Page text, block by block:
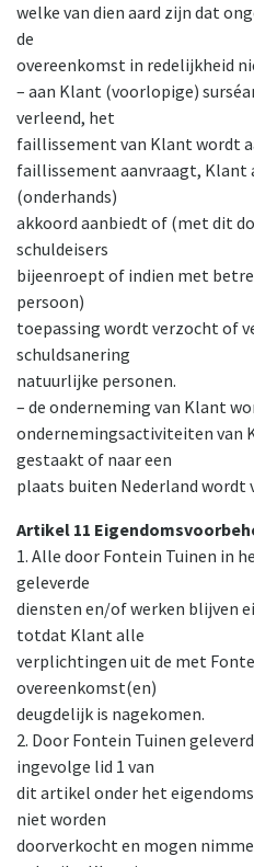
welke van dien aard zijn dat
de
overeenkomst in redelijkheid
– aan Klant (voorlopige)
verleend, het
faillissement van Klant wordt
faillissement aanvraagt, Klant
(onderhands)
akkoord aanbiedt of (met dit
schuldeisers
bijeenroept of indien met
persoon)
toepassing wordt verzocht of
schuldsanering
natuurlijke personen.
– de onderneming van Klant
ondernemingsactiviteiten van
gestaakt of naar een
plaats buiten Nederland wordt
Artikel 11
1. Alle door Fontein Tuinen in
geleverde
diensten en/of werken blijven
totdat Klant alle
verplichtingen uit de met
overeenkomst(en)
deugdelijk is nagekomen.
2. Door Fontein Tuinen
ingevolge lid 1 van
dit artikel onder het
niet worden
doorverkocht en mogen